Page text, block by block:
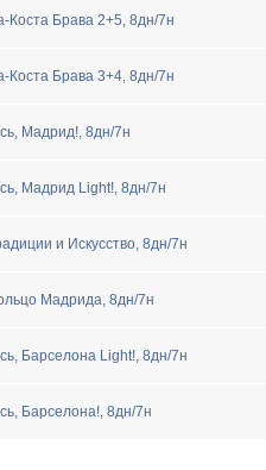
Коста Брава 2+5, 8дн/7н
Коста Брава 3+4, 8дн/7н
Мадрид!, 8дн/7н
Мадрид Light!, 8дн/7н
и Искусство, 8дн/7н
Мадрида, 8дн/7н
Барселона Light!, 8дн/7н
Барселона!, 8дн/7н